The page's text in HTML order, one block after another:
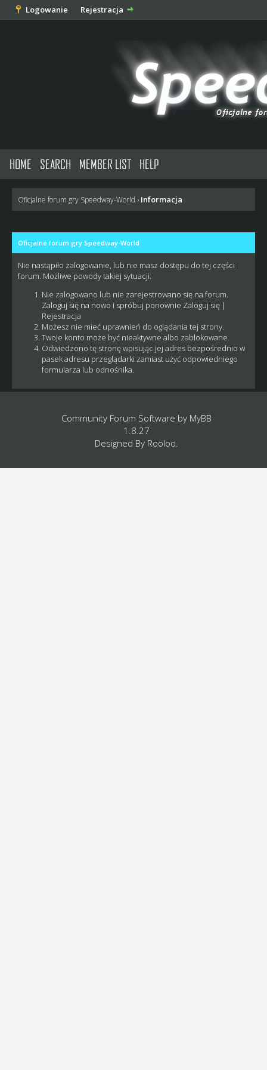
Logowanie Rejestracja
HOME SEARCH MEMBER LIST HELP
Oficjalne forum gry Speedway-World › Informacja
Oficjalne forum gry Speedway-World
Nie nastąpiło zalogowanie, lub nie masz dostępu do tej części
forum. Możliwe powody takiej sytuacji:
Nie zalogowano lub nie zarejestrowano się na forum.
Zaloguj się na nowo i spróbuj ponownie Zaloguj się|
Rejestracja
Możesz nie mieć uprawnień do oglądania tej strony.
Twoje konto może być nieaktywne albo zablokowane.
Odwiedzono tę stronę wpisując jej adres bezpośrednio w
pasek adresu przeglądarki zamiast użyć odpowiedniego
formularza lub odnośnika.
Community Forum Software by MyBB
1.8.27
Designed By Rooloo.